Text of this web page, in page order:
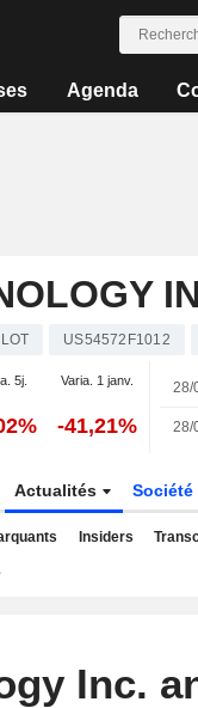
Agenda
LOT US54572F1012
5j. Varia. 1 janv.
-41,21%
28/
28/
Actualités Société
Insiders
Inc.